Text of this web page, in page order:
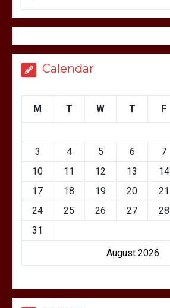
Calendar
August 2026
M T W T F
3
4 5 6 7
10
11 12 13 14
17
18 19 20 21
24
25 26 27 28
31